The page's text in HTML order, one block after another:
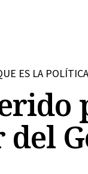
ES LA